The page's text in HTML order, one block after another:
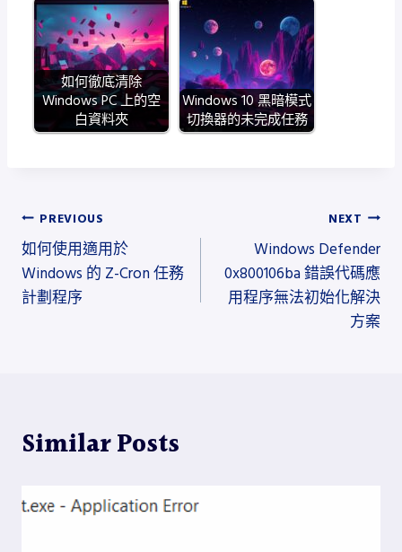
如何徹底清除
Windows PC 上的空
白資料夾
Windows 10 黑暗模式
切換器的未完成任務
文
章
導
PREVIOUS
如何使用適用於
Windows 的 Z-Cron 任務
計劃程序
NEXT
Windows Defender
0x800106ba 錯誤代碼應
用程序無法初始化解決
方案
Similar Posts